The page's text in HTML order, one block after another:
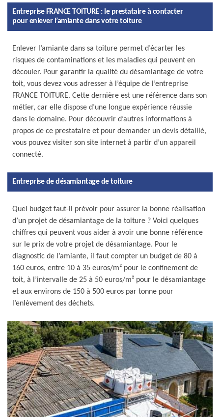
Entreprise FRANCE TOITURE : le prestataire à contacter
pour enlever l’amiante dans votre toiture
Enlever l’amiante dans sa toiture permet d’écarter les
risques de contaminations et les maladies qui peuvent en
découler. Pour garantir la qualité du désamiantage de votre
toit, vous devez vous adresser à l’équipe de l’entreprise
FRANCE TOITURE. Cette dernière est une référence dans son
métier, car elle dispose d’une longue expérience réussie
dans le domaine. Pour découvrir d’autres informations à
propos de ce prestataire et pour demander un devis détaillé,
vous pouvez visiter son site internet à partir d’un appareil
connecté.
Entreprise de désamiantage de toiture
Quel budget faut-il prévoir pour assurer la bonne réalisation
d’un projet de désamiantage de la toiture ? Voici quelques
chiffres qui peuvent vous aider à avoir une bonne référence
sur le prix de votre projet de désamiantage. Pour le
diagnostic de l’amiante, il faut compter un budget de 80 à
160 euros, entre 10 à 35 euros/m² pour le confinement de
toit, à l’intervalle de 25 à 50 euros/m² pour le désamiantage
et aux environs de 150 à 500 euros par tonne pour
l’enlèvement des déchets.